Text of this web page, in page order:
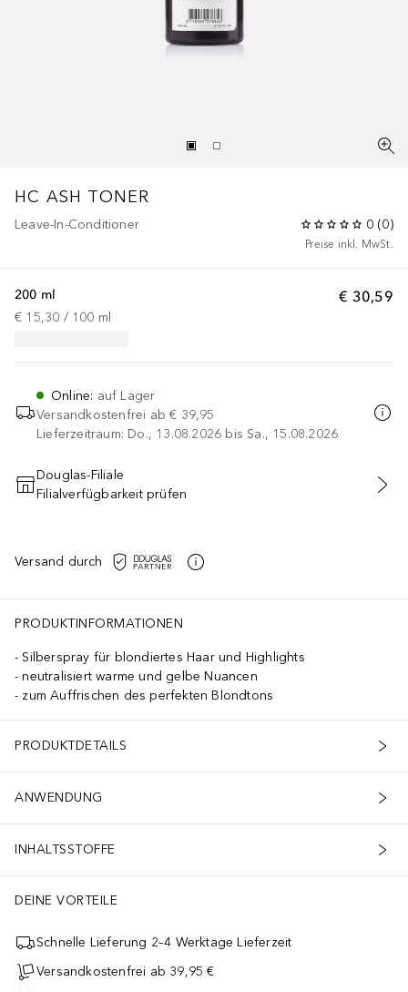
HC ASH TONER
Leave-In-Conditioner 0 (0)
Preise inkl. MwSt.
€ 30,59
200 ml
€ 15,30 / 100 ml
Online: auf Lager
Versandkostenfrei ab € 39,95
Lieferzeitraum: Do., 13.08.2026 bis Sa., 15.08.2026
IN DEN WARENKORB
Douglas-Filiale
Filialverfügbarkeit prüfen
Versand durch
PRODUKTINFORMATIONEN
Silberspray für blondiertes Haar und Highlights
neutralisiert warme und gelbe Nuancen
zum Auffrischen des perfekten Blondtons
PRODUKTDETAILS
ANWENDUNG
INHALTSSTOFFE
DEINE VORTEILE
Schnelle Lieferung 2–4 Werktage Lieferzeit
Versandkostenfrei ab 39,95 €